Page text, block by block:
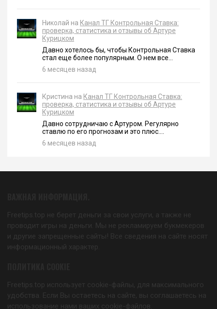
Николай на Канал ТГ Контрольная Ставка:
проверка, статистика и отзывы об Артуре
Курицком
Давно хотелось бы, чтобы Контрольная Ставка
стал еще более популярным. О нем все...
6 месяцев назад
Кристина на Канал ТГ Контрольная Ставка:
проверка, статистика и отзывы об Артуре
Курицком
Давно сотрудничаю с Артуром. Регулярно
ставлю по его прогнозам и это плюс....
6 месяцев назад
Freetips.top не берет деньги за свои услуги, а также не
проводит игры на деньги. Мы не рекламируем букмекеров
и другие запрещенные сайты! Все сведения на сайте носят
информационный характер.
Freetips.top использует cookie-файлы, для максимального
удобства. Если Вы остаетесь на сайте, вы соглашаетесь на
использование нами ваших cookie-файлов.